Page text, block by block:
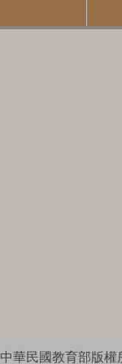
中華民國教育部版權